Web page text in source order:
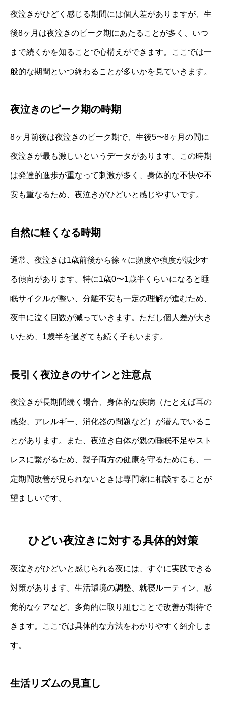
夜泣きがひどく感じる期間には個人差がありますが、生
後8ヶ月は夜泣きのピーク期にあたることが多く、いつ
まで続くかを知ることで心構えができます。ここでは一
般的な期間といつ終わることが多いかを見ていきます。
夜泣きのピーク期の時期
8ヶ月前後は夜泣きのピーク期で、生後5〜8ヶ月の間に
夜泣きが最も激しいというデータがあります。この時期
は発達的進歩が重なって刺激が多く、身体的な不快や不
安も重なるため、夜泣きがひどいと感じやすいです。
自然に軽くなる時期
通常、夜泣きは1歳前後から徐々に頻度や強度が減少す
る傾向があります。特に1歳0〜1歳半くらいになると睡
眠サイクルが整い、分離不安も一定の理解が進むため、
夜中に泣く回数が減っていきます。ただし個人差が大き
いため、1歳半を過ぎても続く子もいます。
長引く夜泣きのサインと注意点
夜泣きが長期間続く場合、身体的な疾病（たとえば耳の
感染、アレルギー、消化器の問題など）が潜んでいるこ
とがあります。また、夜泣き自体が親の睡眠不足やスト
レスに繋がるため、親子両方の健康を守るためにも、一
定期間改善が見られないときは専門家に相談することが
望ましいです。
ひどい夜泣きに対する具体的対策
夜泣きがひどいと感じられる夜には、すぐに実践できる
対策があります。生活環境の調整、就寝ルーティン、感
覚的なケアなど、多角的に取り組むことで改善が期待で
きます。ここでは具体的な方法をわかりやすく紹介しま
す。
生活リズムの見直し